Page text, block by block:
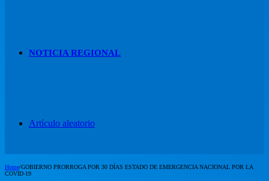
NOTICIA REGIONAL
Artículo aleatorio
Home/GOBIERNO PRORROGA POR 30 DÍAS ESTADO DE EMERGENCIA NACIONAL POR LA
COVID-19